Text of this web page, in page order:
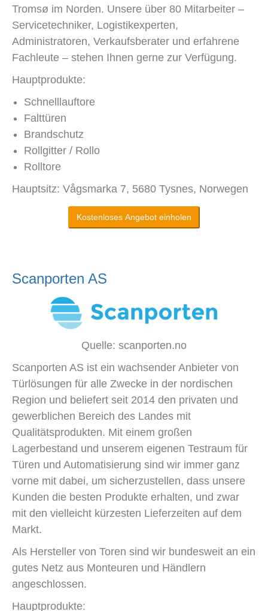
Tromsø im Norden. Unsere über 80 Mitarbeiter –
Servicetechniker, Logistikexperten,
Administratoren, Verkaufsberater und erfahrene
Fachleute – stehen Ihnen gerne zur Verfügung.
Hauptprodukte:
Schnelllauftore
Falttüren
Brandschutz
Rollgitter / Rollo
Rolltore
Hauptsitz: Vågsmarka 7, 5680 Tysnes, Norwegen
Kostenloses Angebot einholen
Scanporten AS
Quelle: scanporten.no
Scanporten AS ist ein wachsender Anbieter von
Türlösungen für alle Zwecke in der nordischen
Region und beliefert seit 2014 den privaten und
gewerblichen Bereich des Landes mit
Qualitätsprodukten. Mit einem großen
Lagerbestand und unserem eigenen Testraum für
Türen und Automatisierung sind wir immer ganz
vorne mit dabei, um sicherzustellen, dass unsere
Kunden die besten Produkte erhalten, und zwar
mit den vielleicht kürzesten Lieferzeiten auf dem
Markt.
Als Hersteller von Toren sind wir bundesweit an ein
gutes Netz aus Monteuren und Händlern
angeschlossen.
Hauptprodukte: